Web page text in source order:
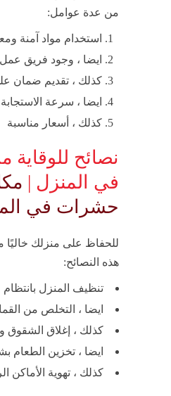
من عدة عوامل:
استخدام مواد آمنة
ايضا ، وجود فريق
كذلك ، تقديم ضمان
ايضا ، سرعة الاستجابة
كذلك ، أسعار مناسبة
نصائح
في المنزل |
حشرات في
للحفاظ على منزلك خاليًا
هذه النصائح:
تنظيف المنزل بانتظام
ايضا ، التخلص من
كذلك ، إغلاق الشقوق
ايضا ، تخزين الطعام
كذلك ، تهوية الأماكن